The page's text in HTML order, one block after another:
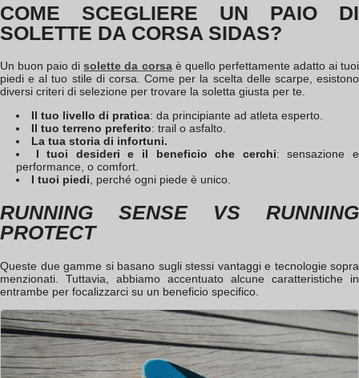
COME SCEGLIERE UN PAIO DI
SOLETTE DA CORSA SIDAS?
Un buon paio disolette da corsaè quello perfettamente adatto ai tuoi
piedi e al tuo stile di corsa. Come per la scelta delle scarpe, esistono
diversi criteri di selezione per trovare la soletta giusta per te.
Il tuo livello di pratica: da principiante ad atleta esperto.
Il tuo terreno preferito: trail o asfalto.
La tua storia di infortuni.
I tuoi desideri e il beneficio che cerchi: sensazione e
performance, o comfort.
I tuoi piedi, perché ogni piede è unico.
RUNNING SENSE VS RUNNING
PROTECT
Queste due gamme si basano sugli stessi vantaggi e tecnologie sopra
menzionati. Tuttavia, abbiamo accentuato alcune caratteristiche in
entrambe per focalizzarci su un beneficio specifico.